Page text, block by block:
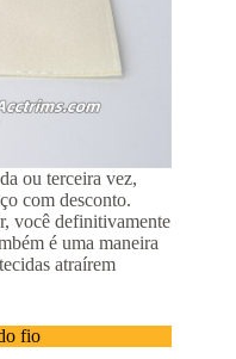
ou terceira vez,
com desconto.
você definitivamente
é uma maneira
atraírem
fio